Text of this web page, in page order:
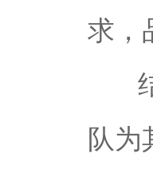
求，
结
队为